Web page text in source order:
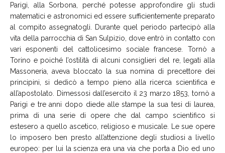
Parigi, alla Sorbona, perché potesse approfondire gli studi
matematici e astronomici ed essere sufficientemente preparato
al compito assegnatogli. Durante quel periodo partecipò alla
vita della parrocchia di San Sulpizio, dove entrò in contatto con
vari esponenti del cattolicesimo sociale francese. Tornò a
Torino e poiché l’ostilità di alcuni consiglieri del re, legati alla
Massoneria, aveva bloccato la sua nomina di precettore dei
principini, si dedicò a tempo pieno alla ricerca scientifica e
all’apostolato. Dimessosi dall’esercito il 23 marzo 1853, tornò a
Parigi e tre anni dopo diede alle stampe la sua tesi di laurea,
prima di una serie di opere che dal campo scientifico si
estesero a quello ascetico, religioso e musicale. Le sue opere
lo imposero ben presto all’attenzione degli studiosi a livello
europeo: per lui la scienza era una via che porta a Dio ed uno